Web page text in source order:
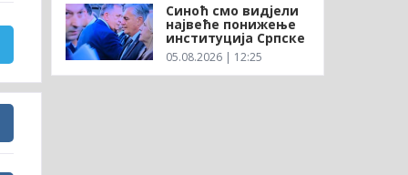
Синоћ смо видјели
највеће понижење
институција Српске
05.08.2026 | 12:25